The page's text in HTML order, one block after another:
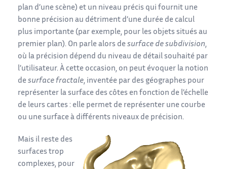
plan d’une scène) et un niveau précis qui fournit une
bonne précision au détriment d’une durée de calcul
plus importante (par exemple, pour les objets situés au
premier plan). On parle alors de surface de subdivision,
où la précision dépend du niveau de détail souhaité par
l’utilisateur. À cette occasion, on peut évoquer la notion
de surface fractale, inventée par des géographes pour
représenter la surface des côtes en fonction de l’échelle
de leurs cartes : elle permet de représenter une courbe
ou une surface à différents niveaux de précision.
Mais il reste des
surfaces trop
complexes, pour